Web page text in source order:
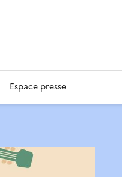
Espace presse